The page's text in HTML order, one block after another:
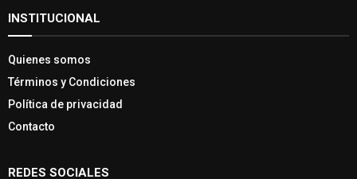
INSTITUCIONAL
Quienes somos
Términos y Condiciones
Política de privacidad
Contacto
REDES SOCIALES